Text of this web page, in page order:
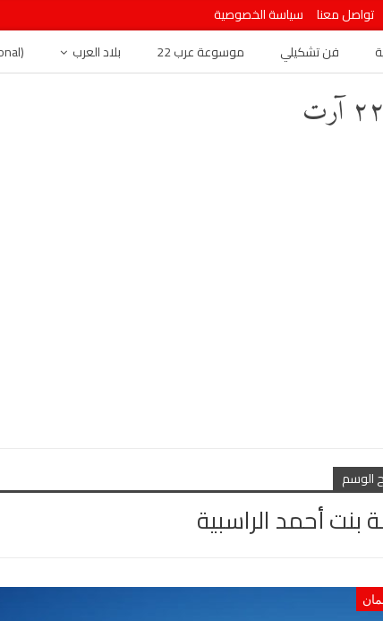
تواصل معنا
سياسة الخصوصية
فن تشكيلي موسوعة عرب 22 بلاد العرب
الوسم
بنت أحمد الراسبية